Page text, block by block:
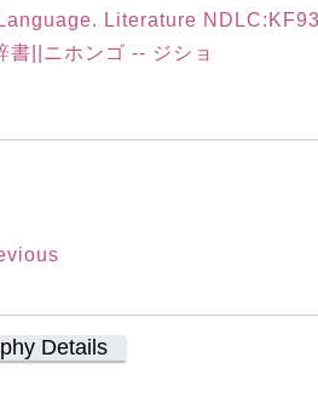
Literature NDLC:KF93
書||ニホンゴ -- ジショ
Details